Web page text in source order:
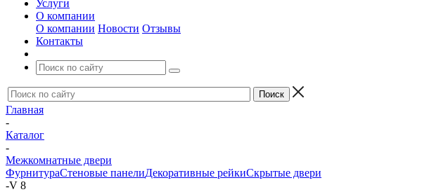
Услуги
О компании
О компании Новости Отзывы
Контакты
Главная
-
Каталог
-
Межкомнатные двери
ФурнитураСтеновые панелиДекоративные рейкиСкрытые двери
-V 8